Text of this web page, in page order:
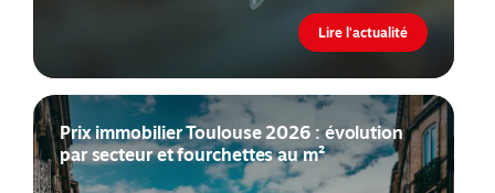
Lire l'actualité
Prix immobilier Toulouse 2026 : évolution
par secteur et fourchettes au m²